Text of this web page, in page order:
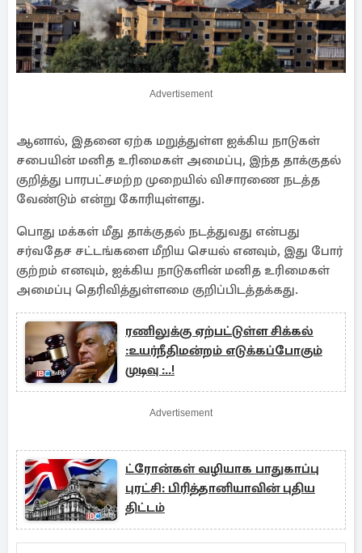
Advertisement
ஆனால், இதனை ஏற்க மறுத்துள்ள ஐக்கிய நாடுகள்
சபையின் மனித உரிமைகள் அமைப்பு, இந்த தாக்குதல்
குறித்து பாரபட்சமற்ற முறையில் விசாரணை நடத்த
வேண்டும் என்று கோரியுள்ளது.
பொது மக்கள் மீது தாக்குதல் நடத்துவது என்பது
சர்வதேச சட்டங்களை மீறிய செயல் எனவும், இது போர்
குற்றம் எனவும், ஐக்கிய நாடுகளின் மனித உரிமைகள்
அமைப்பு தெரிவித்துள்ளமை குறிப்பிடத்தக்கது.
ரணிலுக்கு ஏற்பட்டுள்ள சிக்கல்
:உயர்நீதிமன்றம் எடுக்கப்போகும்
முடிவு :..!
Advertisement
ட்ரோன்கள் வழியாக பாதுகாப்பு
புரட்சி: பிரித்தானியாவின் புதிய
திட்டம்